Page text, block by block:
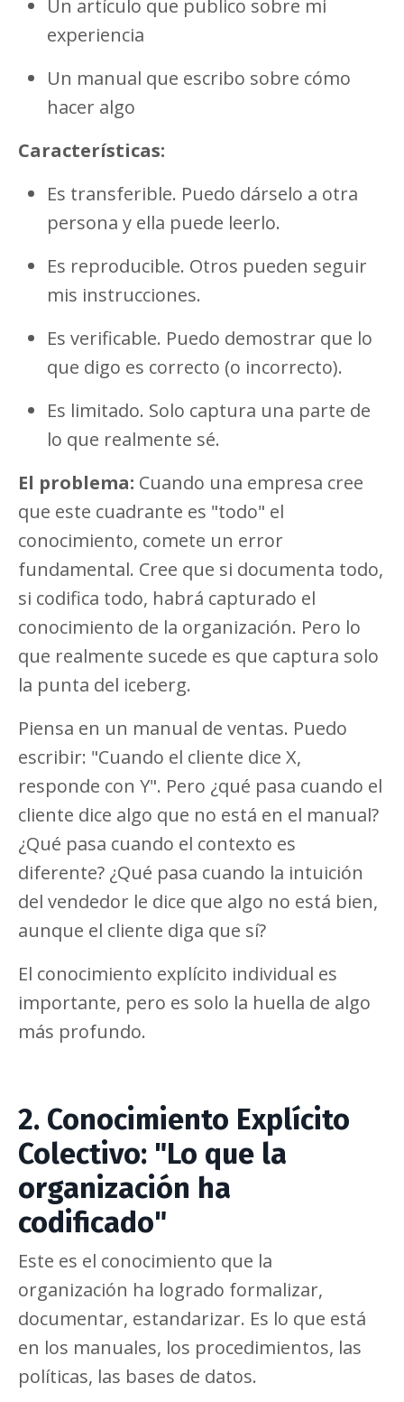
Un artículo que publico sobre mi
experiencia
Un manual que escribo sobre cómo
hacer algo
Características:
Es transferible. Puedo dárselo a otra
persona y ella puede leerlo.
Es reproducible. Otros pueden seguir
mis instrucciones.
Es verificable. Puedo demostrar que lo
que digo es correcto (o incorrecto).
Es limitado. Solo captura una parte de
lo que realmente sé.
El problema: Cuando una empresa cree
que este cuadrante es "todo" el
conocimiento, comete un error
fundamental. Cree que si documenta todo,
si codifica todo, habrá capturado el
conocimiento de la organización. Pero lo
que realmente sucede es que captura solo
la punta del iceberg.
Piensa en un manual de ventas. Puedo
escribir: "Cuando el cliente dice X,
responde con Y". Pero ¿qué pasa cuando el
cliente dice algo que no está en el manual?
¿Qué pasa cuando el contexto es
diferente? ¿Qué pasa cuando la intuición
del vendedor le dice que algo no está bien,
aunque el cliente diga que sí?
El conocimiento explícito individual es
importante, pero es solo la huella de algo
más profundo.
2. Conocimiento Explícito
Colectivo: "Lo que la
organización ha
codificado"
Este es el conocimiento que la
organización ha logrado formalizar,
documentar, estandarizar. Es lo que está
en los manuales, los procedimientos, las
políticas, las bases de datos.